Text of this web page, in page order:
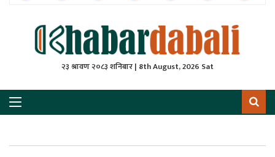
२३ श्रावण २०८३ शनिबार | 8th August, 2026 Sat